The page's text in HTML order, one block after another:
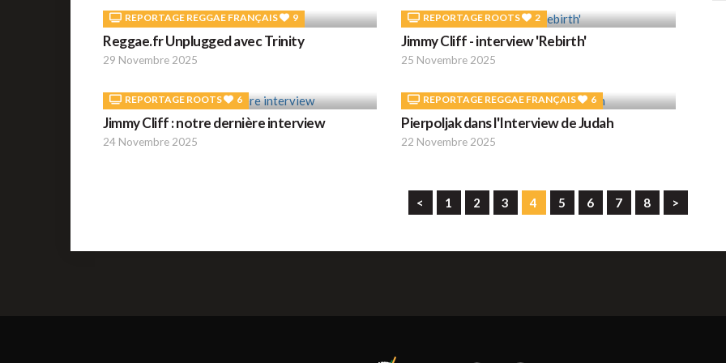
REPORTAGE REGGAE FRANÇAIS 9
Reggae.fr Unplugged avec Trinity
29 Novembre 2025
REPORTAGE ROOTS 2
Jimmy Cliff - interview 'Rebirth'
25 Novembre 2025
REPORTAGE ROOTS 6
Jimmy Cliff : notre dernière interview
24 Novembre 2025
REPORTAGE REGGAE FRANÇAIS 6
Pierpoljak dans l'Interview de Judah
22 Novembre 2025
< 1 2 3 4 5 6 7 8 >